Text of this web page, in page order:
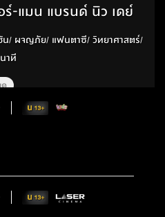
ร์-แมน แบรนด์ นิว เดย์
แอ็คชัน/ ผจญภัย/ แฟนตาซี/ วิทยาศาสตร์/
145 นาที
ด